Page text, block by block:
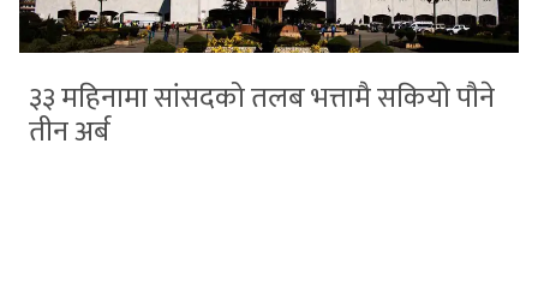
३३ महिनामा सांसदको तलब भत्तामै सकियो पौने
तीन अर्ब